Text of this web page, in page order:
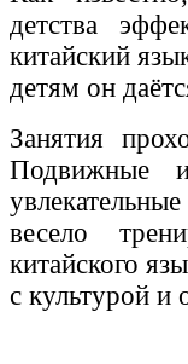
детства
китайский
детям он
Занятия
Подвижные
весело
китайского
с культурой и